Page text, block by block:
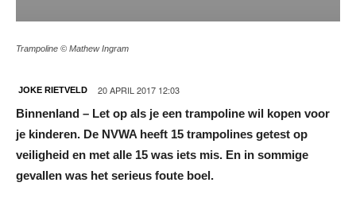
Trampoline © Mathew Ingram
JOKE RIETVELD 20 APRIL 2017 12:03
Binnenland – Let op als je een trampoline wil kopen voor
je kinderen. De NVWA heeft 15 trampolines getest op
veiligheid en met alle 15 was iets mis. En in sommige
gevallen was het serieus foute boel.